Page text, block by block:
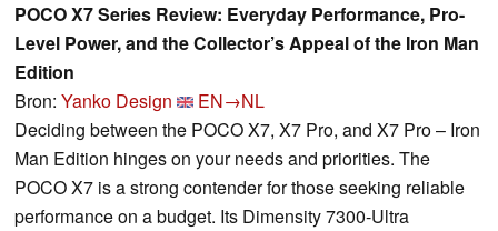
POCO X7 Series Review: Everyday Performance, Pro-
Level Power, and the Collector’s Appeal of the Iron Man
Edition
Bron: Yanko Design
EN→NL
Deciding between the POCO X7, X7 Pro, and X7 Pro – Iron
Man Edition hinges on your needs and priorities. The
POCO X7 is a strong contender for those seeking reliable
performance on a budget. Its Dimensity 7300-Ultra